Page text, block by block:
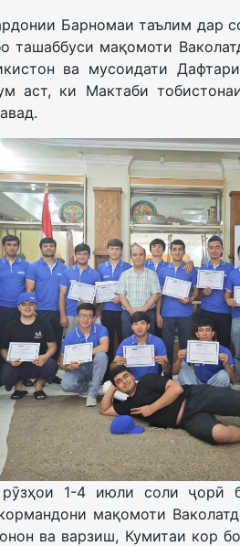
Барномаи таълим дар
ташаббуси мақомоти
ва мусоидати
аст, ки Мактаби
рӯзҳои 1-4 июли соли ҷорӣ
мақомоти
ва варзиш, Кумитаи кор